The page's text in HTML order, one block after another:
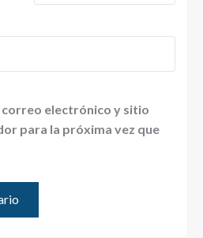
electrónico y sitio
para la próxima vez que